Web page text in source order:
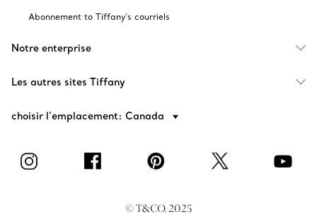
Abonnement to Tiffany's courriels
Notre enterprise
Les autres sites Tiffany
choisir l’emplacement: Canada
© T&CO. 2025